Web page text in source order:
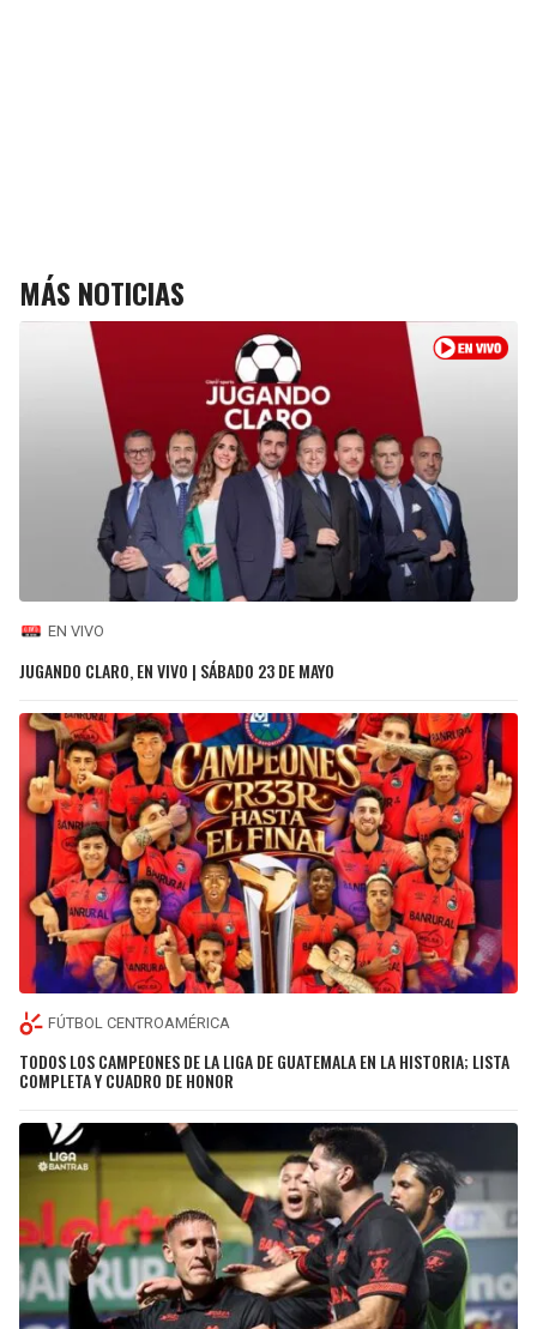
MÁS NOTICIAS
EN VIVO
JUGANDO CLARO, EN VIVO | SÁBADO 23 DE MAYO
FÚTBOL CENTROAMÉRICA
TODOS LOS CAMPEONES DE LA LIGA DE GUATEMALA EN LA HISTORIA; LISTA
COMPLETA Y CUADRO DE HONOR